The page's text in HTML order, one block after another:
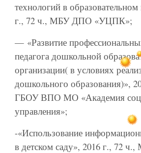
технологий в образовательном
г., 72 ч., МБУ ДПО «УЦПК»;
— «Развитие
педагога дошкольной
организации( в условиях
дошкольного образования)»,
ГБОУ ВПО МО «Академия
управления»;
-«Использование
в детском саду», 2016 г., 72